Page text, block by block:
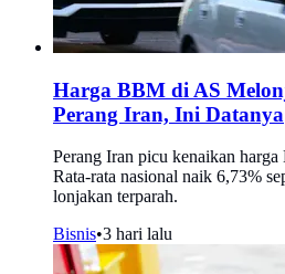
Harga BBM di AS
Perang Iran, Ini Datanya
Perang Iran picu kenaikan
Rata-rata nasional naik 6,73%
lonjakan terparah.
Bisnis•3 hari lalu